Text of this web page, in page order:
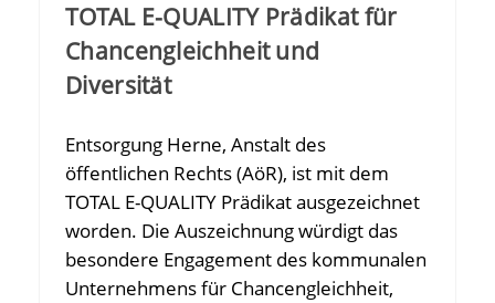
TOTAL E-QUALITY Prädikat für
Chancengleichheit und
Diversität
Entsorgung Herne, Anstalt des
öffentlichen Rechts (AöR), ist mit dem
TOTAL E-QUALITY Prädikat ausgezeichnet
worden. Die Auszeichnung würdigt das
besondere Engagement des kommunalen
Unternehmens für Chancengleichheit,